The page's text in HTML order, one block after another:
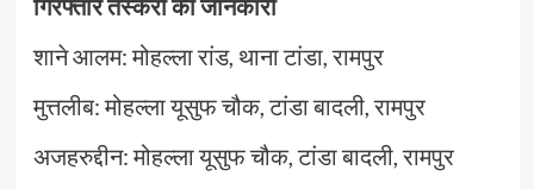
शाने आलम: मोहल्ला रांड, थाना टांडा, रामपुर
मुत्तलीब: मोहल्ला यूसुफ चौक, टांडा बादली, रामपुर
अजहरुद्दीन: मोहल्ला यूसुफ चौक, टांडा बादली, रामपुर